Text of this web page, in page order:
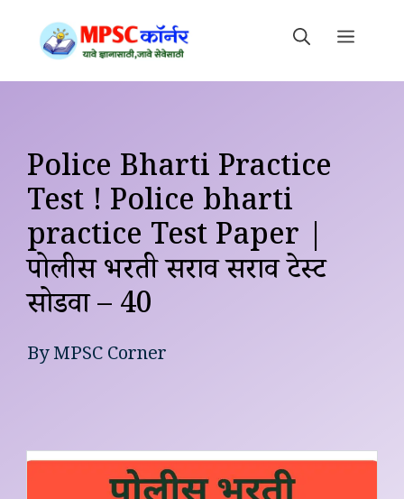
content
Police Bharti Practice
Test ! Police bharti
practice Test Paper |
पोलीस भरती सराव सराव टेस्ट
सोडवा – 40
ByMPSC Corner